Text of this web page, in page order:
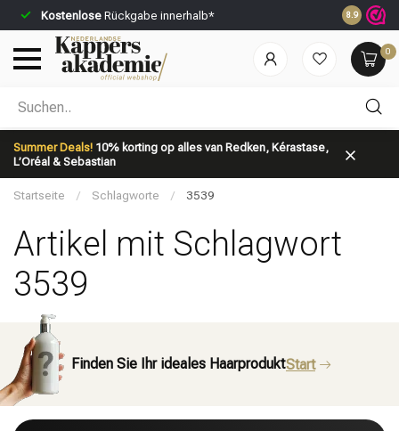
Kostenlose Rückgabe innerhalb* Vor 23:59
8.9
0
Summer Deals! 10% korting op alles van Redken, Kérastase,
L’Oréal & Sebastian
Nach welcher Kategorie suchst du?
Marken
Startseite / Schlagworte / 3539
Artikel mit Schlagwort
3539
Finden Sie Ihr ideales HaarproduktStart